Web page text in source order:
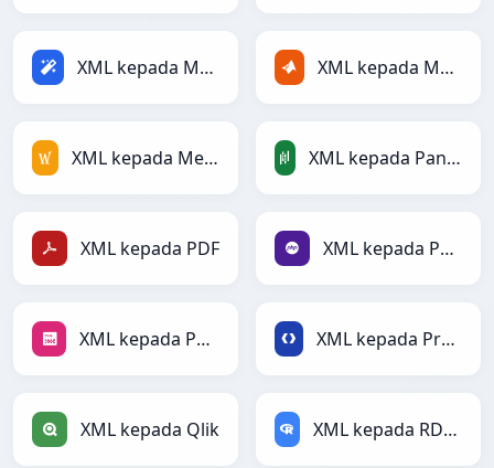
XML kepada Magic XML kepada MATLAB
XML kepada MediaWiki XML kepada PandasDataFrame
XML kepada PDF XML kepada PHP
XML kepada PNG XML kepada Protobuf
XML kepada Qlik XML kepada RDataFrame